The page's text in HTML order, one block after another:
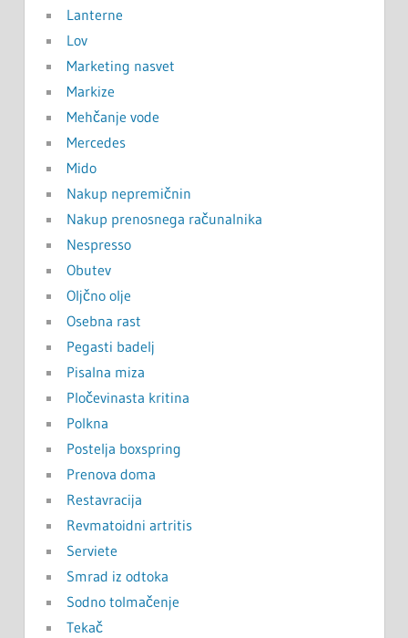
Lanterne
Lov
Marketing nasvet
Markize
Mehčanje vode
Mercedes
Mido
Nakup nepremičnin
Nakup prenosnega računalnika
Nespresso
Obutev
Oljčno olje
Osebna rast
Pegasti badelj
Pisalna miza
Pločevinasta kritina
Polkna
Postelja boxspring
Prenova doma
Restavracija
Revmatoidni artritis
Serviete
Smrad iz odtoka
Sodno tolmačenje
Tekač